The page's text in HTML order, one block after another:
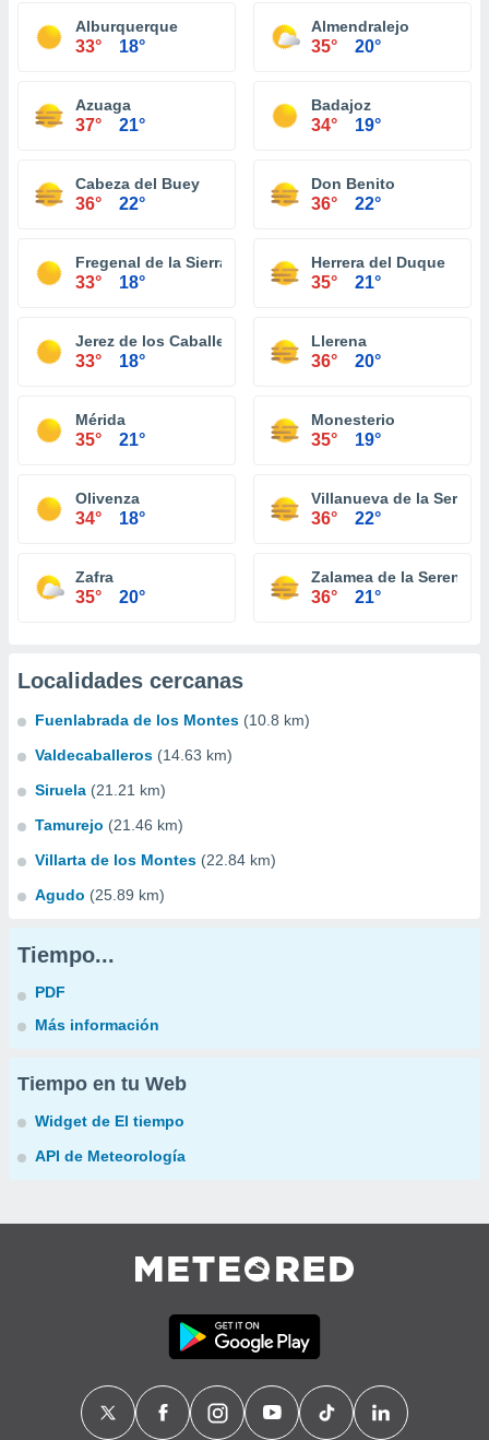
Alburquerque
33° 18°
Almendralejo
35° 20°
Azuaga
37° 21°
Badajoz
34° 19°
Cabeza del Buey
36° 22°
Don Benito
36° 22°
Fregenal de la Sierra
33° 18°
Herrera del Duque
35° 21°
Jerez de los Caballeros
33° 18°
Llerena
36° 20°
Mérida
35° 21°
Monesterio
35° 19°
Olivenza
34° 18°
Villanueva de la Serena
36° 22°
Zafra
35° 20°
Zalamea de la Serena
36° 21°
Localidades cercanas
Fuenlabrada de los Montes (10.8 km)
Valdecaballeros (14.63 km)
Siruela (21.21 km)
Tamurejo (21.46 km)
Villarta de los Montes (22.84 km)
Agudo (25.89 km)
Tiempo...
PDF
Más información
Tiempo en tu Web
Widget de El tiempo
API de Meteorología